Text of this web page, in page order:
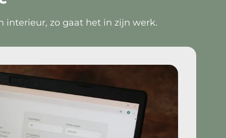
interieur, zo gaat het in zijn werk.